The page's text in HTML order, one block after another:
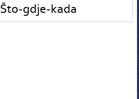
Što-gdje-kada